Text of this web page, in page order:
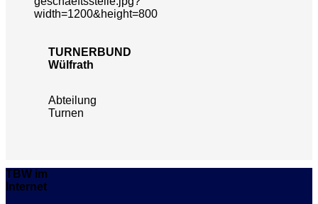
TURNERBUND
Wülfrath
Abteilung
Turnen
TBW im
Internet